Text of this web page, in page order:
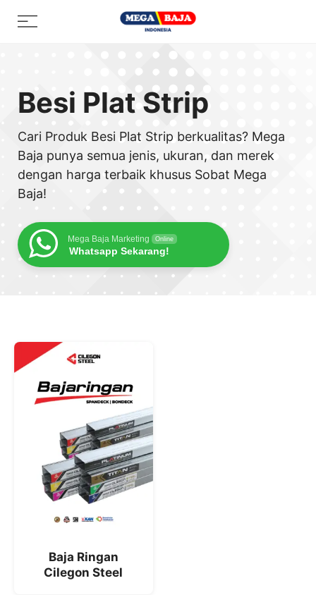
Menu
Besi Plat Strip
Cari Produk Besi Plat Strip berkualitas? Mega
Baja punya semua jenis, ukuran, dan merek
dengan harga terbaik khusus Sobat Mega
Baja!
Mega Baja Marketing Online
Whatsapp Sekarang!
Baja Ringan
Cilegon Steel